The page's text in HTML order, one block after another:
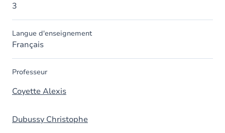
3
Langue d'enseignement
Français
Professeur
Coyette Alexis
Dubussy Christophe